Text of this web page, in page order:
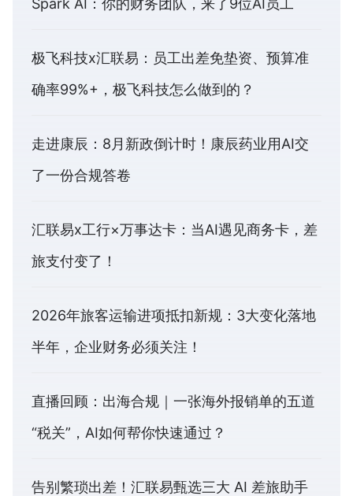
Spark AI：你的财务团队，来了9位AI员工
极飞科技x汇联易：员工出差免垫资、预算准
确率99%+，极飞科技怎么做到的？
走进康辰：8月新政倒计时！康辰药业用AI交
了一份合规答卷
汇联易x工行×万事达卡：当AI遇见商务卡，差
旅支付变了！
2026年旅客运输进项抵扣新规：3大变化落地
半年，企业财务必须关注！
直播回顾：出海合规｜一张海外报销单的五道
“税关”，AI如何帮你快速通过？
告别繁琐出差！汇联易甄选三大 AI 差旅助手